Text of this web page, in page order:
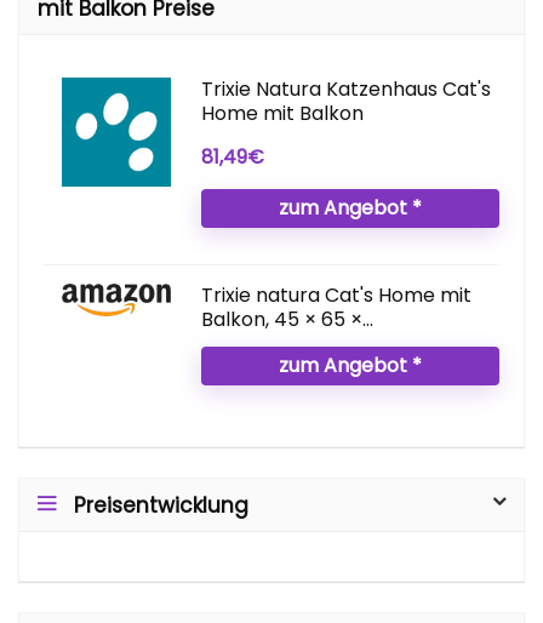
mit Balkon Preise
Trixie Natura Katzenhaus Cat's
Home mit Balkon
81,49€
zum Angebot *
Trixie natura Cat's Home mit
Balkon, 45 × 65 ×...
zum Angebot *
Preisentwicklung